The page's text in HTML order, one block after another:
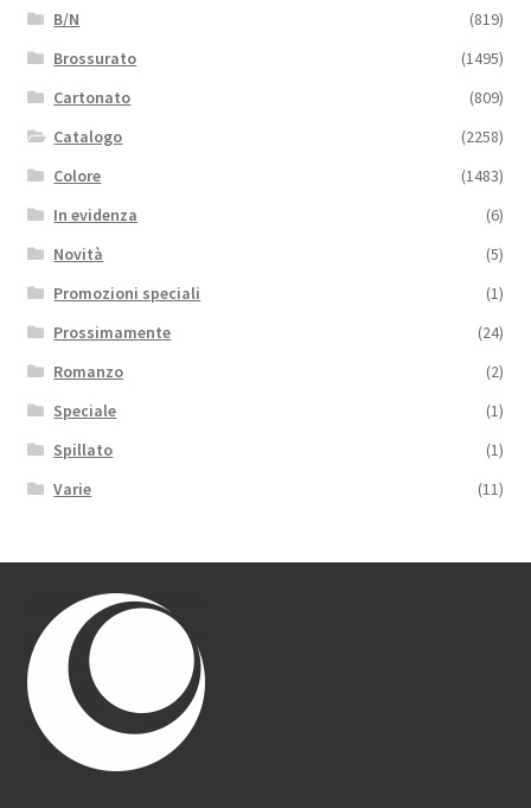
B/N
(819)
Brossurato
(1495)
Cartonato
(809)
Catalogo
(2258)
Colore
(1483)
In evidenza
(6)
Novità
(5)
Promozioni speciali
(1)
Prossimamente
(24)
Romanzo
(2)
Speciale
(1)
Spillato
(1)
Varie
(11)